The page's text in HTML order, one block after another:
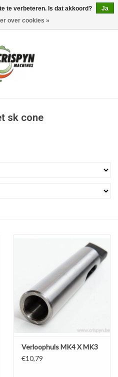
Mijn account / Registreren
sk cone
Verloophuls MK4 X MK3
€10,79
te verbeteren. Is dat akkoord?
Ja
over cookies »